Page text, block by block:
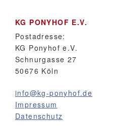
KG PONYHOF E.V.
Postadresse:
KG Ponyhof e.V.
Schnurgasse 27
50676 Köln
info@kg-ponyhof.de
Impressum
Datenschutz